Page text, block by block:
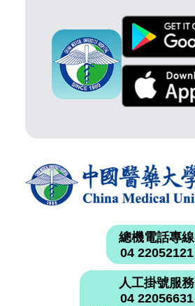
總機電話專線
04 22052121
人工掛號服務
04 22056631